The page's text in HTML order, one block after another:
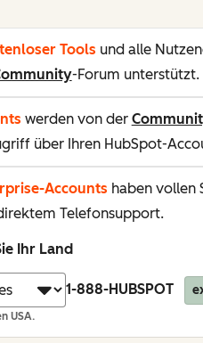
Tools und alle
-Forum unterstützt.
werden von der
über Ihren HubSpot-
Accounts haben vollen
Telefonsupport.
Ihr Land
1-888-HUBSPOT
USA.